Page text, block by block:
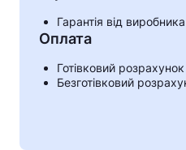
Кошик
Гарантія від виробника
Оплата
Готівковий розрахунок
Безготівковий